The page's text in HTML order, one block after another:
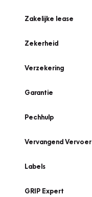
Zakelijke lease
Zekerheid
Verzekering
Garantie
Pechhulp
Vervangend Vervoer
Labels
GRIP Expert